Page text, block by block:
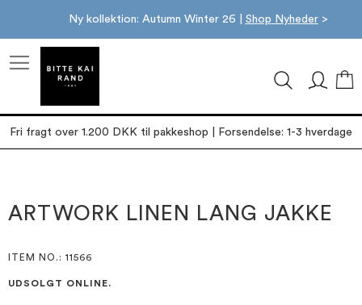
Ny kollektion: Autumn Winter 26 | Shop Nyheder>
Fri fragt over 1.200 DKK til pakkeshop | Forsendelse: 1-3 hverdage
slutningen
af
starten
af
ARTWORK LINEN LANG JAKKE
ITEM NO. : 11566
UDSOLGT ONLINE.